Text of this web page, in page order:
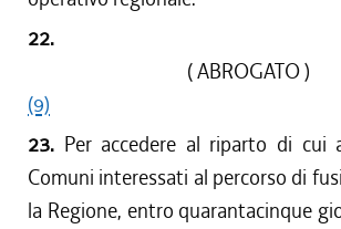
22.
( ABROGATO )
(9)
23. Per accedere al riparto di cui
Comuni interessati al percorso di
la Regione, entro quarantacinque